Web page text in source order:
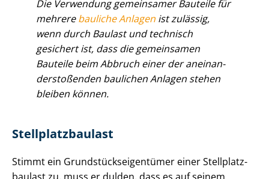
Die Verwendung gemeinsamer Bauteile für
mehrerebauliche Anlagen ist zulässig,
wenn durch Baulast und technisch
gesichert ist, dass die gemeinsamen
Bauteile beim Abbruch einer der an­ein­an­
der­sto­ßen­den baulichen Anlagen stehen
bleiben können.
Stell­platz­bau­last
Stimmt ein Grund­stücks­ei­gen­tü­mer einer Stell­platz­